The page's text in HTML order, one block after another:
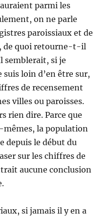
parmi les
on ne parle
paroissiaux et de
de quoi retourne-t-il
semblerait, si je
loin d’en être sur,
de recensement
villes ou paroisses.
rien dire. Parce que
la population
depuis le début du
sur les chiffres de
aucune conclusion
si jamais il y en a